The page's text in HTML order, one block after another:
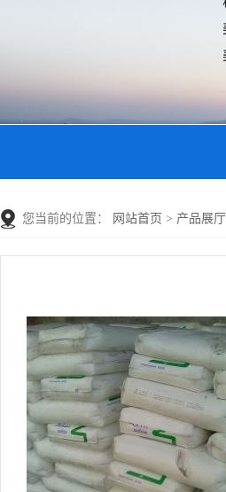
您当前的位置： 网站首页 > 产品展厅